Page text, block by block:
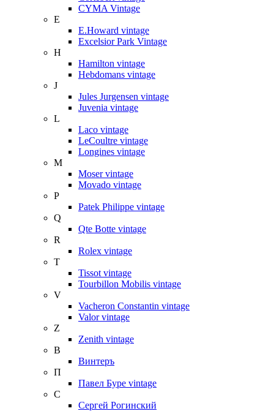
CYMA Vintage
E
E.Howard vintage
Excelsior Park Vintage
H
Hamilton vintage
Hebdomans vintage
J
Jules Jurgensen vintage
Juvenia vintage
L
Laco vintage
LeCoultre vintage
Longines vintage
M
Moser vintage
Movado vintage
P
Patek Philippe vintage
Q
Qte Botte vintage
R
Rolex vintage
T
Tissot vintage
Tourbillon Mobilis vintage
V
Vacheron Constantin vintage
Valor vintage
Z
Zenith vintage
В
Винтеръ
П
Павел Буре vintage
С
Сергей Рогинский